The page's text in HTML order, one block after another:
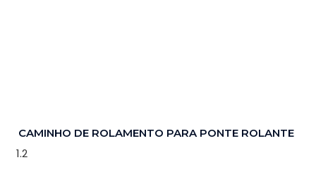
CAMINHO DE ROLAMENTO PARA PONTE ROLANTE